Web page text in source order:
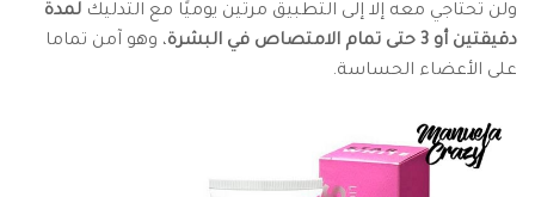
ولن تحتاجي معه إلا إلى التطبيق مرتين يوميًا مع التدليك لمدة
دقيقتين أو 3 حتى تمام الامتصاص في البشرة
، وهو آمن تماما
على الأعضاء الحساسة.